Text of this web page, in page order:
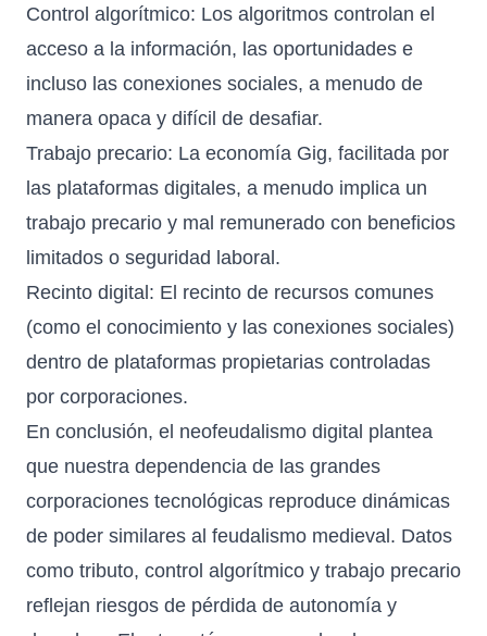
Control algorítmico: Los algoritmos controlan el
acceso a la información, las oportunidades e
incluso las conexiones sociales, a menudo de
manera opaca y difícil de desafiar.
Trabajo precario: La economía Gig, facilitada por
las plataformas digitales, a menudo implica un
trabajo precario y mal remunerado con beneficios
limitados o seguridad laboral.
Recinto digital: El recinto de recursos comunes
(como el conocimiento y las conexiones sociales)
dentro de plataformas propietarias controladas
por corporaciones.
En conclusión, el neofeudalismo digital plantea
que nuestra dependencia de las grandes
corporaciones tecnológicas reproduce dinámicas
de poder similares al feudalismo medieval. Datos
como tributo, control algorítmico y trabajo precario
reflejan riesgos de pérdida de autonomía y